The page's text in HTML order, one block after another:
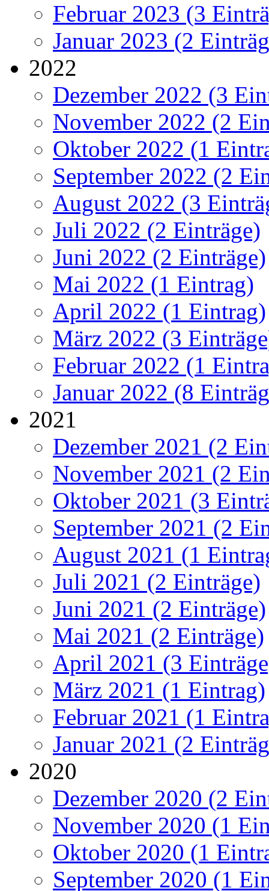
Februar 2023 (3
Januar 2023 (2
2022
Dezember 2022 (3
November 2022 (2
Oktober 2022 (1
September 2022 (2
August 2022 (3
Juli 2022 (2 Einträge)
Juni 2022 (2 Einträge)
Mai 2022 (1 Eintrag)
April 2022 (1 Eintrag)
März 2022 (3
Februar 2022 (1
Januar 2022 (8
2021
Dezember 2021 (2
November 2021 (2
Oktober 2021 (3
September 2021 (2
August 2021 (1
Juli 2021 (2 Einträge)
Juni 2021 (2 Einträge)
Mai 2021 (2 Einträge)
April 2021 (3
März 2021 (1 Eintrag)
Februar 2021 (1
Januar 2021 (2
2020
Dezember 2020 (2
November 2020 (1
Oktober 2020 (1
September 2020 (1